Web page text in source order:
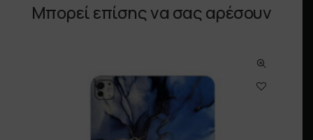
Μπορεί επίσης να σας αρέσουν